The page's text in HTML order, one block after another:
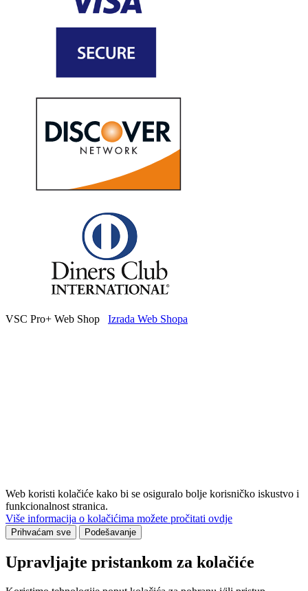
VSC Pro+ Web Shop Izrada Web Shopa
Web koristi kolačiće kako bi se osiguralo bolje korisničko iskustvo i
funkcionalnost stranica.
Više informacija o kolačićima možete pročitati ovdje
Prihvaćam sve Podešavanje
Upravljajte pristankom za kolačiće